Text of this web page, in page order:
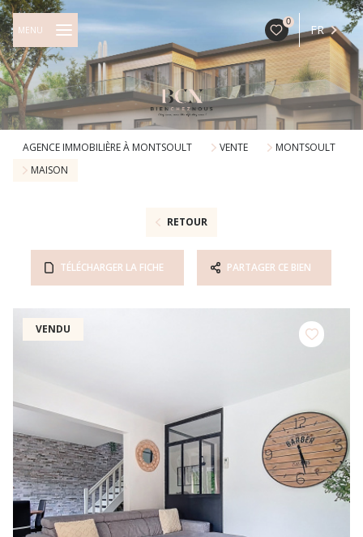
0
FR
MENU
AGENCE IMMOBILIÈRE À MONTSOULT VENTE
MONTSOULT
MAISON
RETOUR
TÉLÉCHARGER LA FICHE PARTAGER CE BIEN
VENDU